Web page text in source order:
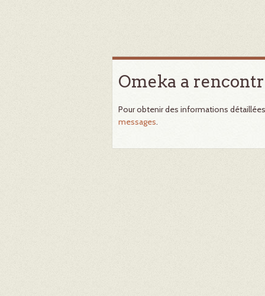
Omeka a
Pour obtenir des informations
messages.